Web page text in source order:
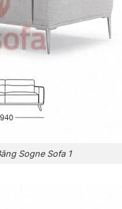
Sogne Sofa 1